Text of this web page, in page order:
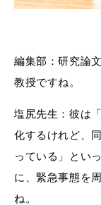
編集部：研究論
教授ですね。
塩尻先生：彼は
化するけれど、
っている」とい
に、緊急事態を
ね。